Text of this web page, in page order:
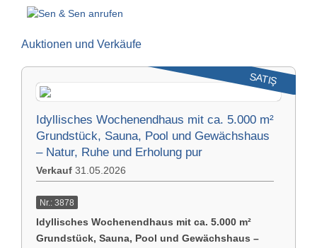
Şirket profili
Görev ve Hizmet
İlişki
Künye (DE)
Gizlilik Politikası (DE)
Almanca
Auktionen und Verkäufe
SATIŞ
Idyllisches Wochenendhaus mit ca. 5.000 m²
Grundstück, Sauna, Pool und Gewächshaus
– Natur, Ruhe und Erholung pur
Verkauf 31.05.2026
Nr.: 3878
Idyllisches Wochenendhaus mit ca. 5.000 m²
Grundstück, Sauna, Pool und Gewächshaus –